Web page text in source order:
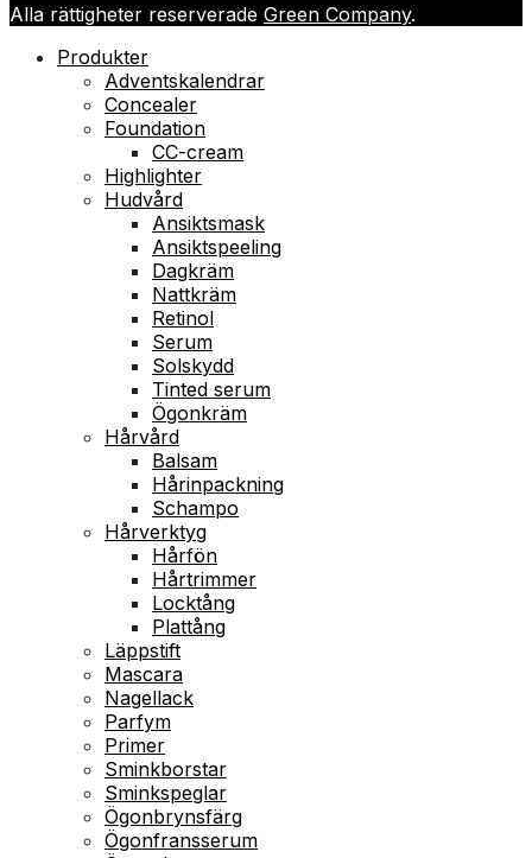
Alla rättigheter reserverade Green Company.
Produkter
Adventskalendrar
Concealer
Foundation
CC-cream
Highlighter
Hudvård
Ansiktsmask
Ansiktspeeling
Dagkräm
Nattkräm
Retinol
Serum
Solskydd
Tinted serum
Ögonkräm
Hårvård
Balsam
Hårinpackning
Schampo
Hårverktyg
Hårfön
Hårtrimmer
Locktång
Plattång
Läppstift
Mascara
Nagellack
Parfym
Primer
Sminkborstar
Sminkspeglar
Ögonbrynsfärg
Ögonfransserum